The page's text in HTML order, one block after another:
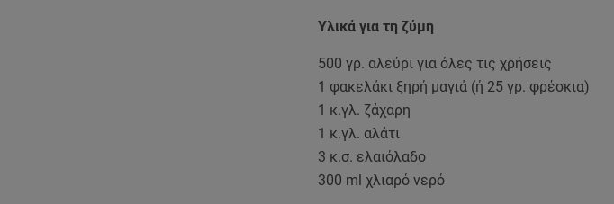
Υλικά για τη ζύμη
500 γρ. αλεύρι για όλες τις χρήσεις
1 φακελάκι ξηρή μαγιά (ή 25 γρ. φρέσκια)
1 κ.γλ. ζάχαρη
1 κ.γλ. αλάτι
3 κ.σ. ελαιόλαδο
300 ml χλιαρό νερό